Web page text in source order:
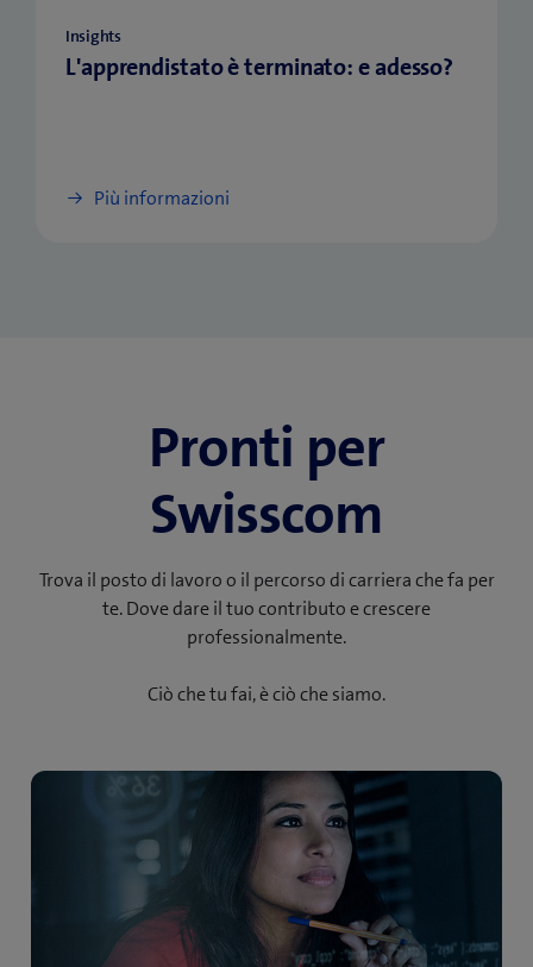
Insights
L'apprendistato è terminato: e adesso?
Più informazioni
Pronti per
Swisscom
Trova il posto di lavoro o il percorso di carriera che fa per
te. Dove dare il tuo contributo e crescere
professionalmente.
Ciò che tu fai, è ciò che siamo.